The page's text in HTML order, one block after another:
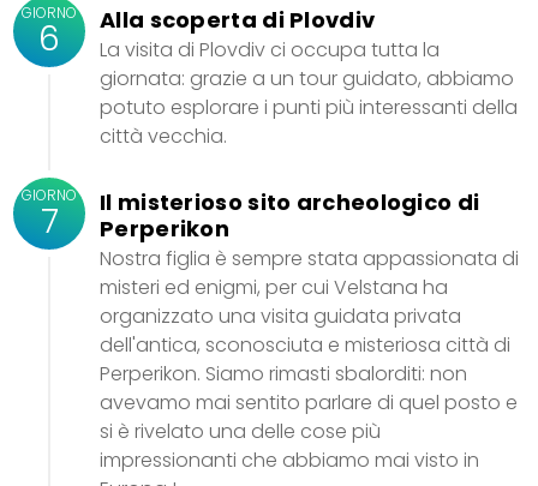
GIORNO
6 Alla scoperta di Plovdiv
La visita di Plovdiv ci occupa tutta la
giornata: grazie a un tour guidato, abbiamo
potuto esplorare i punti più interessanti della
città vecchia.
GIORNO
7
Il misterioso sito archeologico di
Perperikon
Nostra figlia è sempre stata appassionata di
misteri ed enigmi, per cui Velstana ha
organizzato una visita guidata privata
dell'antica, sconosciuta e misteriosa città di
Perperikon. Siamo rimasti sbalorditi: non
avevamo mai sentito parlare di quel posto e
si è rivelato una delle cose più
impressionanti che abbiamo mai visto in